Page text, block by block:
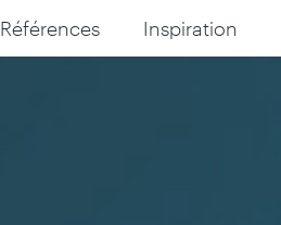
Références Inspiration